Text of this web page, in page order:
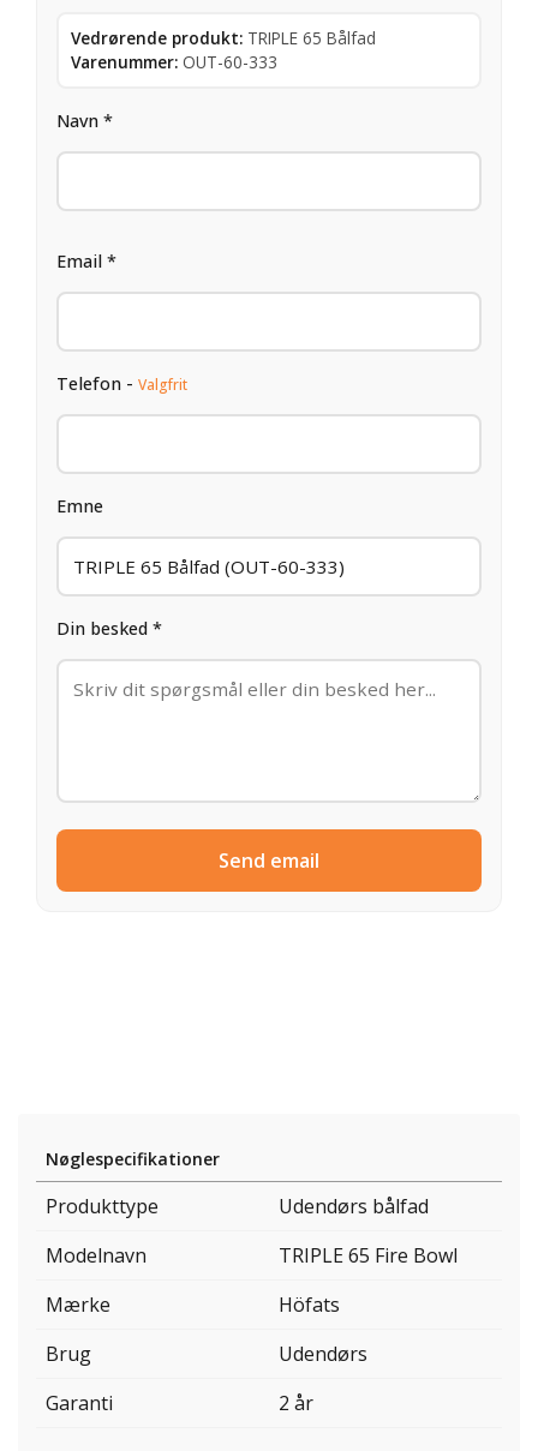
Vedrørende produkt: TRIPLE 65 Bålfad
Varenummer: OUT-60-333
Navn *
Email *
Telefon - Valgfrit
Emne
Din besked *
Send email
Nøglespecifikationer
Produkttype
Udendørs bålfad
Modelnavn
TRIPLE 65 Fire Bowl
Mærke
Höfats
Brug
Udendørs
Garanti
2 år